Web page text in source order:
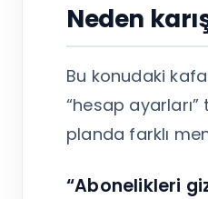
Neden
Bu konudaki kafa
“hesap
planda farklı
“Abonelikleri